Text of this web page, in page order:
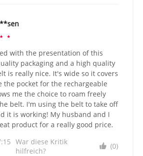
☆ ☆
with the presentation of this
packaging and a high quality
is really nice. It's wide so it covers
the pocket for the rechargeable
me the choice to roam freely
belt. I'm using the belt to take off
it is working! My husband and I
product for a really good price.
War diese Kritik
hilfreich?
(0)